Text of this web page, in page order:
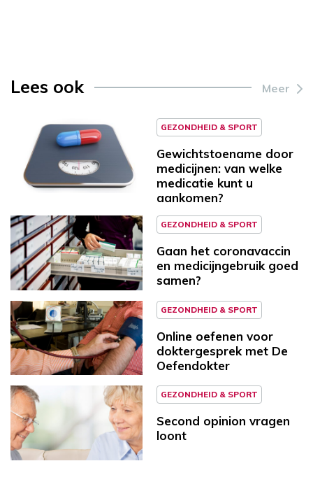
Lees ook Meer
GEZONDHEID & SPORT
Gewichtstoename door
medicijnen: van welke
medicatie kunt u
aankomen?
GEZONDHEID & SPORT
Gaan het coronavaccin
en medicijngebruik goed
samen?
GEZONDHEID & SPORT
Online oefenen voor
doktergesprek met De
Oefendokter
GEZONDHEID & SPORT
Second opinion vragen
loont